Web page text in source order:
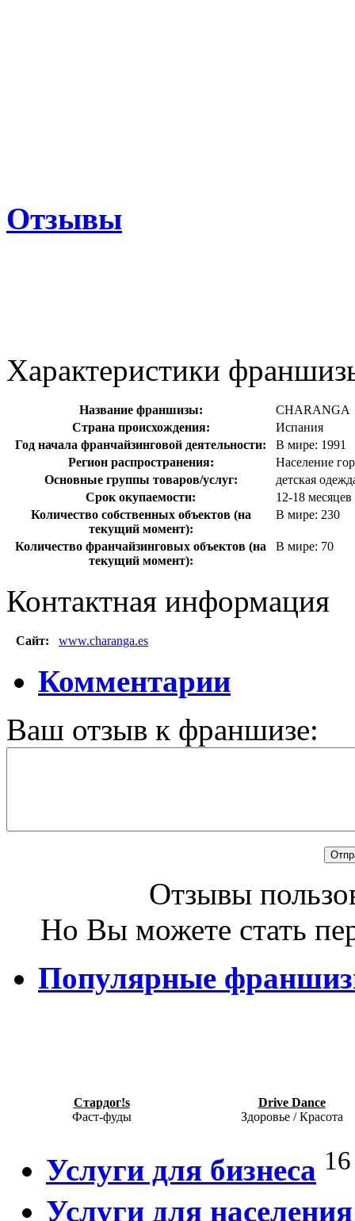
Отзывы
Характеристики
Название франшизы:
CHARANGA
Страна происхождения:
Испания
Год начала франчайзинговой деятельности:
В мире: 1991
Регион распространения:
Население
Основные группы товаров/услуг:
детская
Срок окупаемости:
12-18 месяцев
Количество собственных объектов (на
текущий момент):
В мире: 230
Количество франчайзинговых объектов (на
текущий момент):
В мире: 70
Контактная информация
Сайт: www.charanga.es
Комментарии
Ваш отзыв к франшизе:
Отзывы
Но Вы можете стать
Популярные
Стардог!s
Фаст-фуды
Drive Dance
Здоровье / Красота
Услуги для бизнеса 16
Услуги для населения